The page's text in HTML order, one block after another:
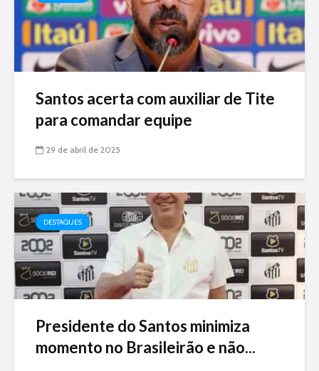
Santos acerta com auxiliar de Tite
para comandar equipe
29 de abril de 2025
DESTAQUES
Presidente do Santos minimiza
momento no Brasileirão e não...